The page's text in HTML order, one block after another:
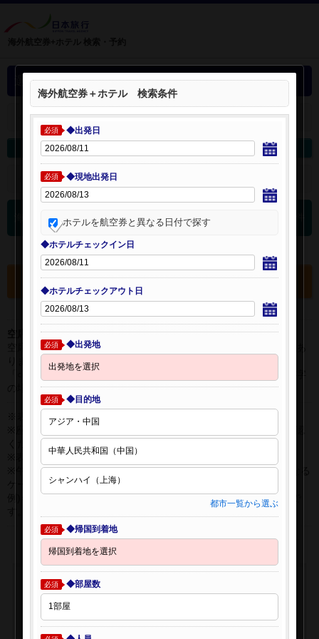
選択中の海外航空券+ホテル
選択中の航空券・ホテルを開く：
海外航空券を変更 海外ホテルを変更
検索条件を開く：
海外航空券 検索結果
選択中の航空券・ホテルを確認する
空席表示について：
空席状況は常に変更しますので、現在の空席を保証するものではあ
りません。
「○」は過去24時間以内に十分な空席が確認できた商品です。 数字
の場合は、現時点で座席数が少ない商品です。
※表示金額はオンライン予約時の金額です。
ください。
※表示時間はすべて現地時間・24時間表示です。
※午前0時以降に出発する深夜便について、搭乗日をお間違えになる
ケースが多く発生しています。
例)4月8日00：30出発の場合、搭乗手続きは4月7日22:30が目安で
海外航空券＋ホテル 検索条件
必須 ◆出発日
必須 ◆現地出発日
ホテルを航空券と異なる日付で探す
◆ホテルチェックイン日
◆ホテルチェックアウト日
必須 ◆出発地
必須 ◆目的地
都市一覧から選ぶ
必須 ◆帰国到着地
必須 ◆部屋数